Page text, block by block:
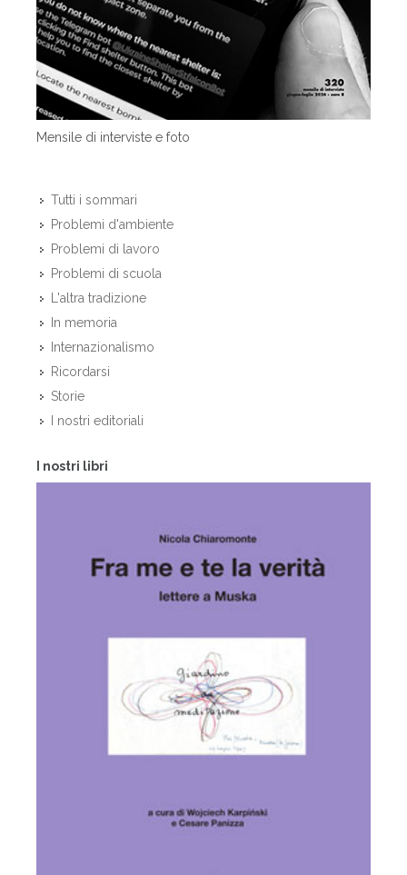
Mensile di interviste e foto
Tutti i sommari
Problemi d'ambiente
Problemi di lavoro
Problemi di scuola
L'altra tradizione
In memoria
Internazionalismo
Ricordarsi
Storie
I nostri editoriali
I nostri libri